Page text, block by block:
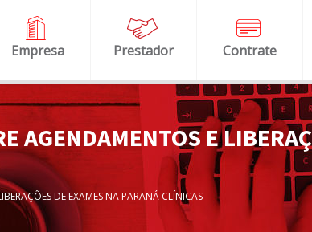
Empresa Prestador Contrate
AGENDAMENTOS E
DE EXAMES NA PARANÁ CLÍNICAS